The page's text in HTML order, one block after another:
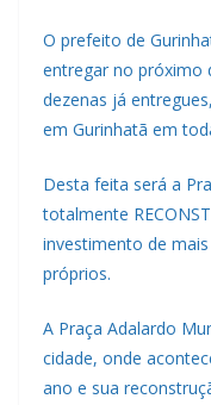
O prefeito de
entregar no próximo
dezenas já
em Gurinhatã em
Desta feita será a
totalmente
investimento de
próprios.
A Praça Adalardo
cidade, onde
ano e sua